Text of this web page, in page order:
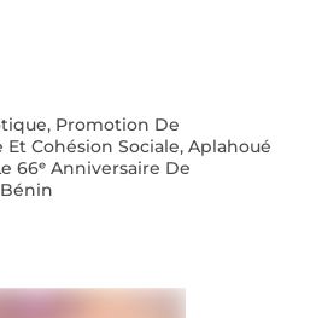
Promotion De
Et Cohésion Sociale, Aplahoué
66ᵉ Anniversaire De